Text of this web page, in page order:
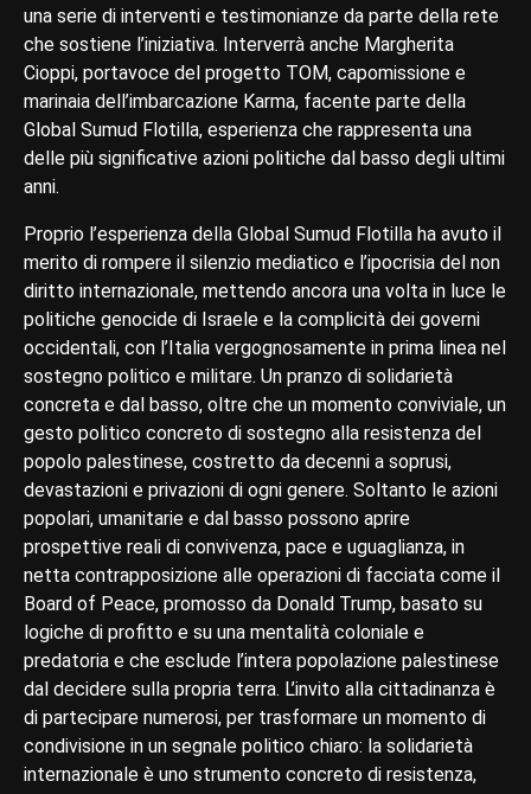
una serie di interventi e testimonianze da parte della rete
che sostiene l’iniziativa. Interverrà anche Margherita
Cioppi, portavoce del progetto TOM, capomissione e
marinaia dell’imbarcazione Karma, facente parte della
Global Sumud Flotilla, esperienza che rappresenta una
delle più significative azioni politiche dal basso degli ultimi
anni.
Proprio l’esperienza della Global Sumud Flotilla ha avuto il
merito di rompere il silenzio mediatico e l’ipocrisia del non
diritto internazionale, mettendo ancora una volta in luce le
politiche genocide di Israele e la complicità dei governi
occidentali, con l’Italia vergognosamente in prima linea nel
sostegno politico e militare. Un pranzo di solidarietà
concreta e dal basso, oltre che un momento conviviale, un
gesto politico concreto di sostegno alla resistenza del
popolo palestinese, costretto da decenni a soprusi,
devastazioni e privazioni di ogni genere. Soltanto le azioni
popolari, umanitarie e dal basso possono aprire
prospettive reali di convivenza, pace e uguaglianza, in
netta contrapposizione alle operazioni di facciata come il
Board of Peace, promosso da Donald Trump, basato su
logiche di profitto e su una mentalità coloniale e
predatoria e che esclude l’intera popolazione palestinese
dal decidere sulla propria terra. L’invito alla cittadinanza è
di partecipare numerosi, per trasformare un momento di
condivisione in un segnale politico chiaro: la solidarietà
internazionale è uno strumento concreto di resistenza,